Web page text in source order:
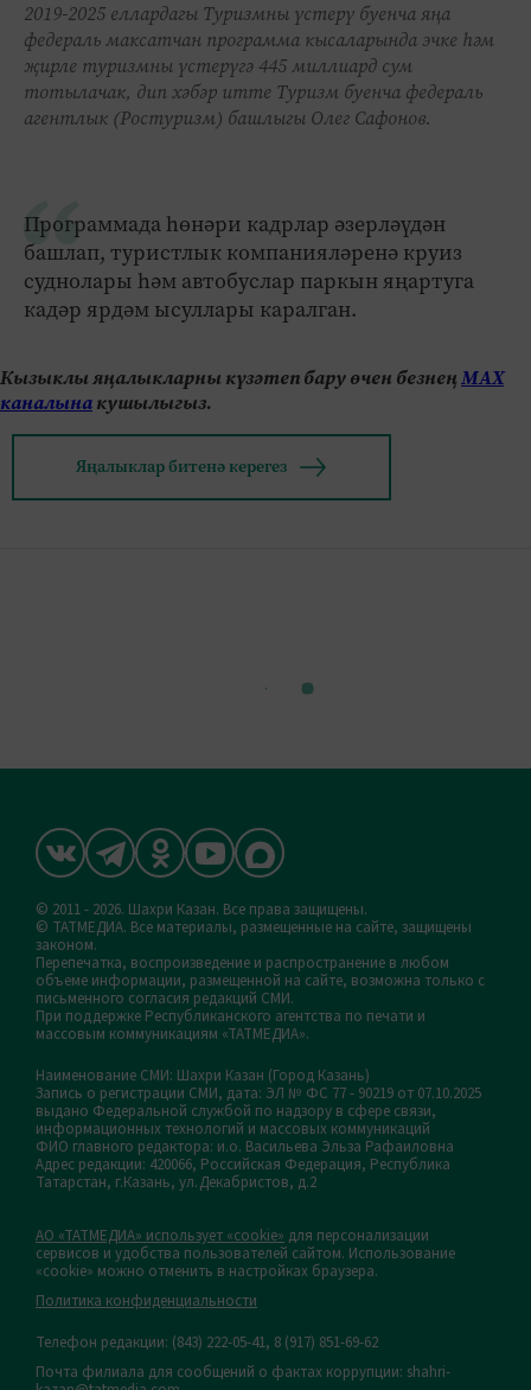
2019-2025 еллардагы Туризмны үстерү буенча яңа
федераль максатчан программа кысаларында эчке һәм
җирле туризмны үстерүгә 445 миллиард сум
тотылачак, дип хәбәр итте Туризм буенча федераль
агентлык (Ростуризм) башлыгы Олег Сафонов.
Программада һөнәри кадрлар әзерләүдән
башлап, туристлык компанияләренә круиз
суднолары һәм автобуслар паркын яңартуга
кадәр ярдәм ысуллары каралган.
Кызыклы яңалыкларны күзәтеп бару өчен безнеңМАХ
каналынакушылыгыз.
Яңалыклар битенә керегез
© 2011 - 2026. Шахри Казан. Все права защищены.
© ТАТМЕДИА. Все материалы, размещенные на сайте, защищены
законом.
Перепечатка, воспроизведение и распространение в любом
объеме информации, размещенной на сайте, возможна только с
письменного согласия редакций СМИ.
При поддержке Республиканского агентства по печати и
массовым коммуникациям «ТАТМЕДИА».
Наименование СМИ: Шахри Казан (Город Казань)
Запись о регистрации СМИ, дата: ЭЛ № ФС 77 - 90219 от 07.10.2025
выдано Федеральной службой по надзору в сфере связи,
информационных технологий и массовых коммуникаций
ФИО главного редактора: и.о. Васильева Эльза Рафаиловна
Адрес редакции: 420066, Российская Федерация, Республика
Татарстан, г.Казань, ул.Декабристов, д.2
АО «ТАТМЕДИА» использует «cookie» для персонализации
сервисов и удобства пользователей сайтом. Использование
«cookie» можно отменить в настройках браузера.
Политика конфиденциальности
Телефон редакции: (843) 222-05-41, 8 (917) 851-69-62
Почта филиала для сообщений о фактах коррупции: shahri-